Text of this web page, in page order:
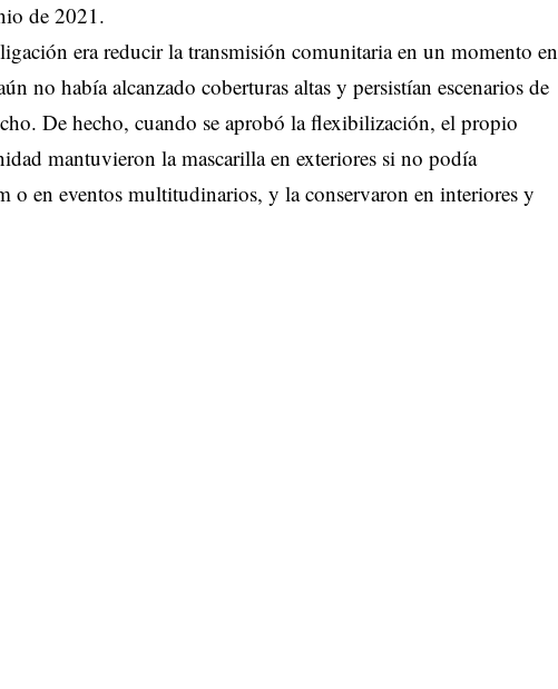
de 2021.
era reducir la transmisión comunitaria en un momento en
no había alcanzado coberturas altas y persistían escenarios de
De hecho, cuando se aprobó la flexibilización, el propio
mantuvieron la mascarilla en exteriores si no podía
o en eventos multitudinarios, y la conservaron en interiores y